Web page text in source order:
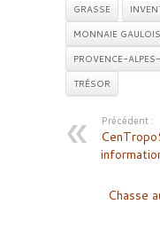
GRASSE
MONNAIE
PROVENCE-
TRÉSOR
Précédent :
Chasse